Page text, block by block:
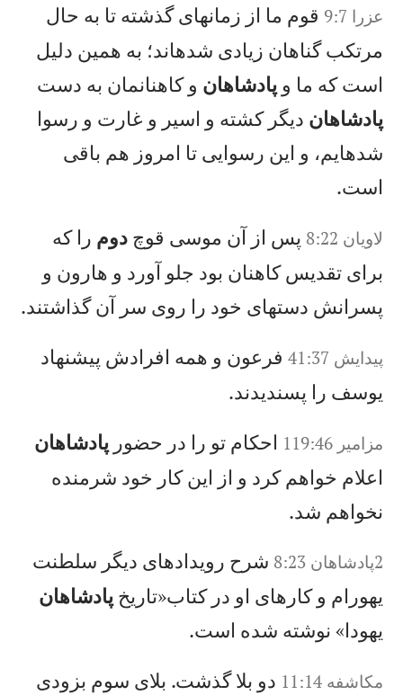
عزرا 9:7
قوم ما از زمانهای گذشته تا به حال
مرتكب گناهان زيادی شدهاند؛ به همين دليل
است كه ما وپادشاهان و كاهنانمان به دست
پادشاهان ديگر كشته و اسير و غارت و رسوا
شدهايم، و اين رسوايی تا امروز هم باقی
است.
لاويان‌ 8:22 پس از آن موسی قوچدوم را كه
برای تقديس كاهنان بود جلو آورد و هارون و
پسرانش دستهای خود را روی سر آن گذاشتند.
پيدايش 41:37
فرعون و همه افرادش پيشنهاد
يوسف را پسنديدند.
مزامير 119:46 احكام تو را در حضورپادشاهان
اعلام خواهم كرد و از اين كار خود شرمنده
نخواهم شد.
2پادشاهان 8:23
شرح رويدادهای ديگر سلطنت
يهورام و كارهای او در كتاب«تاريخپادشاهان
يهودا» نوشته شده است.
مکاشفه 11:14
دو بلا گذشت. بلای سوم بزودی